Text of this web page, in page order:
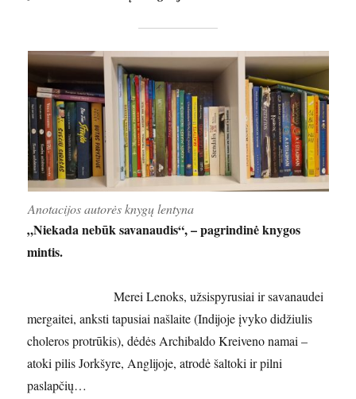
Anotacijos autorės knygų lentyna
„Niekada nebūk savanaudis“, – pagrindinė knygos
mintis.
Merei Lenoks, užsispyrusiai ir savanaudei
mergaitei, anksti tapusiai našlaite (Indijoje įvyko didžiulis
choleros protrūkis), dėdės Archibaldo Kreiveno namai –
atoki pilis Jorkšyre, Anglijoje, atrodė šaltoki ir pilni
paslapčių…